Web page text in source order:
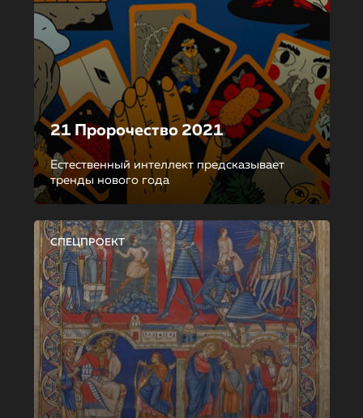
21 Пророчество 2021
Естественный интеллект предсказывает
тренды нового года
СПЕЦПРОЕКТ